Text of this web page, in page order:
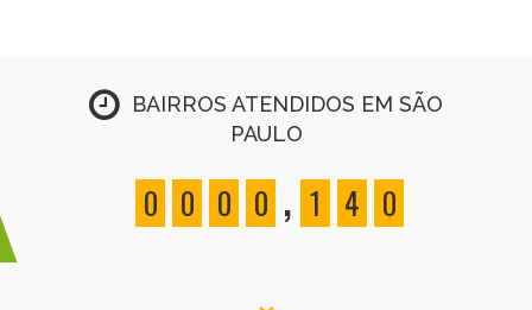
BAIRROS ATENDIDOS EM SÃO
PAULO
0 0 0 0 , 1 4 0